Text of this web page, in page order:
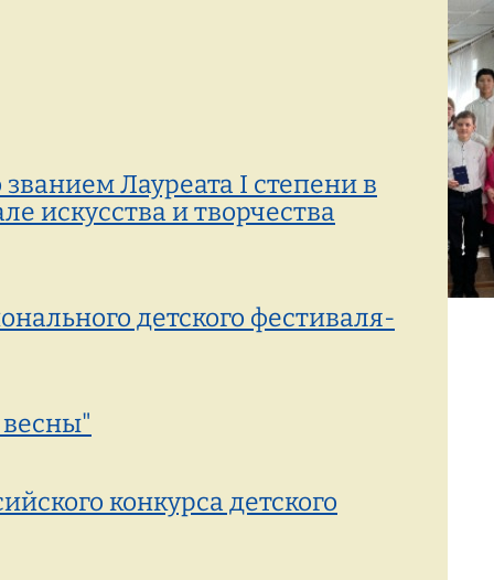
Лауреата I степени в
искусства и творчества
детского фестиваля-
конкурса детского